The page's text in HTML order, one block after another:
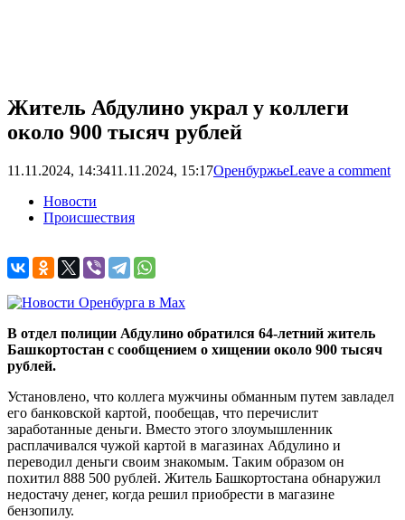
Житель Абдулино украл у коллеги
около 900 тысяч рублей
11.11.2024, 14:3411.11.2024, 15:17ОренбуржьеLeave a comment
Новости
Происшествия
В отдел полиции Абдулино обратился 64-летний житель
Башкортостан с сообщением о хищении около 900 тысяч
рублей.
Установлено, что коллега мужчины обманным путем завладел
его банковской картой, пообещав, что перечислит
заработанные деньги. Вместо этого злоумышленник
расплачивался чужой картой в магазинах Абдулино и
переводил деньги своим знакомым. Таким образом он
похитил 888 500 рублей. Житель Башкортостана обнаружил
недостачу денег, когда решил приобрести в магазине
бензопилу.